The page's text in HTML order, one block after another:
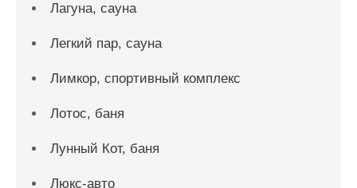
Лагуна, сауна
Легкий пар, сауна
Лимкор, спортивный комплекс
Лотос, баня
Лунный Кот, баня
Люкс-авто